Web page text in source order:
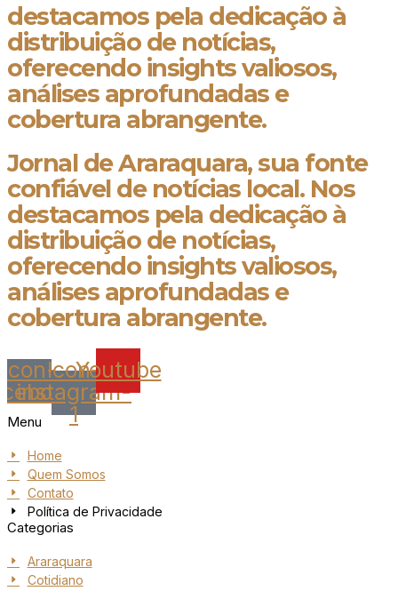
destacamos pela dedicação à
distribuição de notícias,
oferecendo insights valiosos,
análises aprofundadas e
cobertura abrangente.
Jornal de Araraquara, sua fonte
confiável de notícias local. Nos
destacamos pela dedicação à
distribuição de notícias,
oferecendo insights valiosos,
análises aprofundadas e
cobertura abrangente.
Icon-Icon-
instagram-
1
Youtube
Menu
Home
Quem Somos
Contato
Política de Privacidade
Categorias
Araraquara
Cotidiano